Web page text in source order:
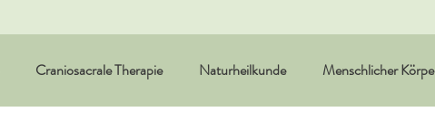
Craniosacrale Therapie Naturheilkunde Menschlicher